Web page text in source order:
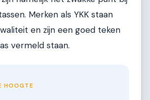
Merken als YKK staan
en zijn een goed teken
vermeld staan.
HOOGTE